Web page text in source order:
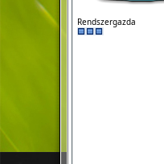
Rendszergazda